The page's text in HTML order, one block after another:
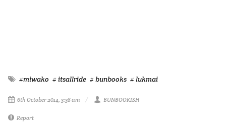
#miwako # itsallride # bunbooks # lukmai
6th October 2014, 3:38 am BUNBOOKISH
Report